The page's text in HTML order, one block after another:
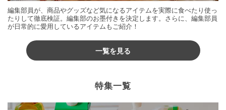
編集部員が、商品やグッズなど気になるアイテムを実際に食べたり使っ
たりして徹底検証。編集部のお墨付きを決定します。さらに、編集部員
が日常的に愛用しているアイテムもご紹介！
一覧を見る
特集一覧